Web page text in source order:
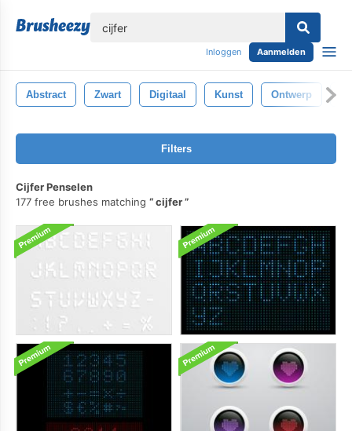
Inloggen Aanmelden
Abstract Zwart Digitaal Kunst Ontwerp
Filters
Cijfer Penselen
177 free brushes matching
cijfer